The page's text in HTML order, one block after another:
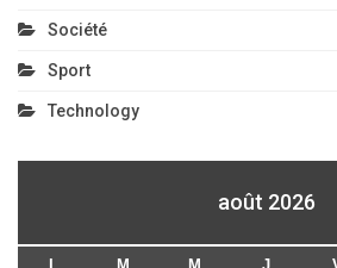
Société
Sport
Technology
août 2026